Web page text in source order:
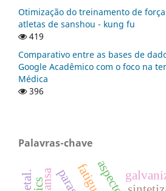
Otimização do treinamento de
atletas de sanshou - kung fu
419
Comparativo entre as bases de
Google Acadêmico com o foco na
Médica
396
Palavras-chave
fatigue